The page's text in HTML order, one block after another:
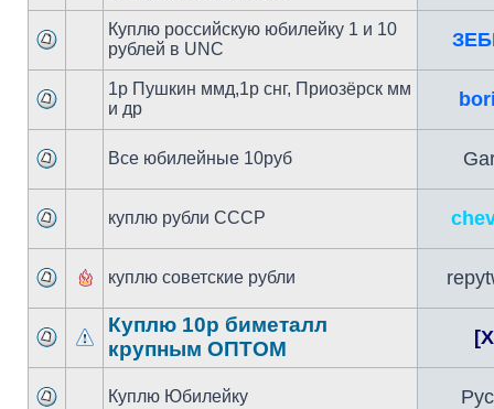
Куплю российскую юбилейку 1 и 10
рублей в UNC
1р Пушкин ммд,1р снг, Приозёрск мм
и др
Все юбилейные 10руб
куплю рубли СССР
куплю советские рубли
Куплю 10р биметалл
крупным ОПТОМ
Куплю Юбилейку